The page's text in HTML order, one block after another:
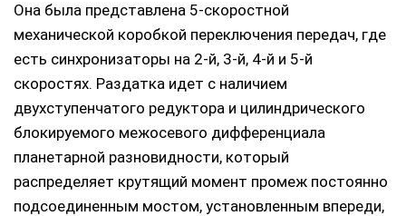
Она была представлена 5-скоростной
механической коробкой переключения передач, где
есть синхронизаторы на 2-й, 3-й, 4-й и 5-й
скоростях. Раздатка идет с наличием
двухступенчатого редуктора и цилиндрического
блокируемого межосевого дифференциала
планетарной разновидности, который
распределяет крутящий момент промеж постоянно
подсоединенным мостом, установленным впереди,